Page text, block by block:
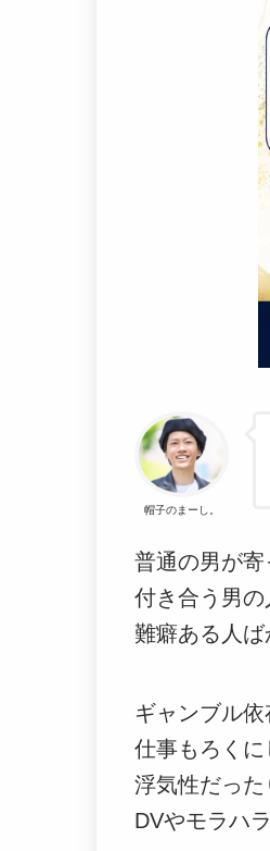
帽子のまーし。
普通の男が
付き合う男
難癖ある人ば
ギャンブル依
仕事もろくに
浮気性だった
DVやモラハ